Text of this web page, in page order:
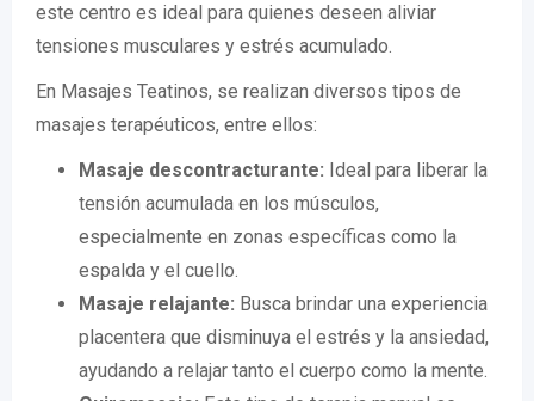
este centro es ideal para quienes deseen aliviar
tensiones musculares y estrés acumulado.
En Masajes Teatinos, se realizan diversos tipos de
masajes terapéuticos, entre ellos:
Masaje descontracturante: Ideal para liberar la
tensión acumulada en los músculos,
especialmente en zonas específicas como la
espalda y el cuello.
Masaje relajante: Busca brindar una experiencia
placentera que disminuya el estrés y la ansiedad,
ayudando a relajar tanto el cuerpo como la mente.